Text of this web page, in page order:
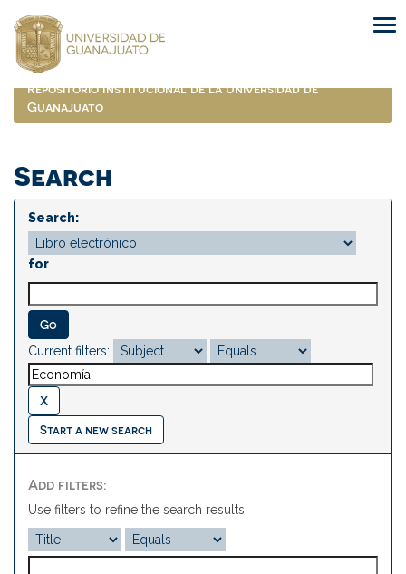
navigation
Repositorio Institucional de la Universidad de
Guanajuato
Search
Search:
for
Current filters:
Start a new search
Add filters:
Use filters to refine the search results.